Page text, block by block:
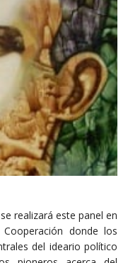
realizará este panel en
donde los
del ideario político